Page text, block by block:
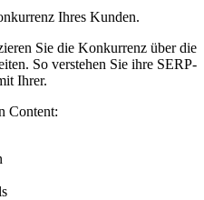
Ihres Kunden.
Sie die Konkurrenz über die
So verstehen Sie ihre SERP-
Ihrer.
Content: